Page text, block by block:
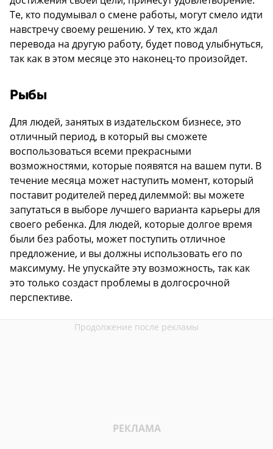
Те, кто подумывал о смене работы, могут смело идти
навстречу своему решению. У тех, кто ждал
перевода на другую работу, будет повод улыбнуться,
так как в этом месяце это наконец-то произойдет.
Рыбы
Для людей, занятых в издательском бизнесе, это
отличный период, в который вы сможете
воспользоваться всеми прекрасными
возможностями, которые появятся на вашем пути. В
течение месяца может наступить момент, который
поставит родителей перед дилеммой: вы можете
запутаться в выборе лучшего варианта карьеры для
своего ребенка. Для людей, которые долгое время
были без работы, может поступить отличное
предложение, и вы должны использовать его по
максимуму. Не упускайте эту возможность, так как
это только создаст проблемы в долгосрочной
перспективе.